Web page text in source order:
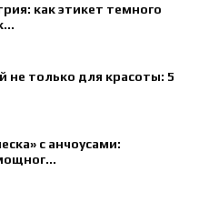
как этикет темного
не только для красоты: 5
с анчоусами: